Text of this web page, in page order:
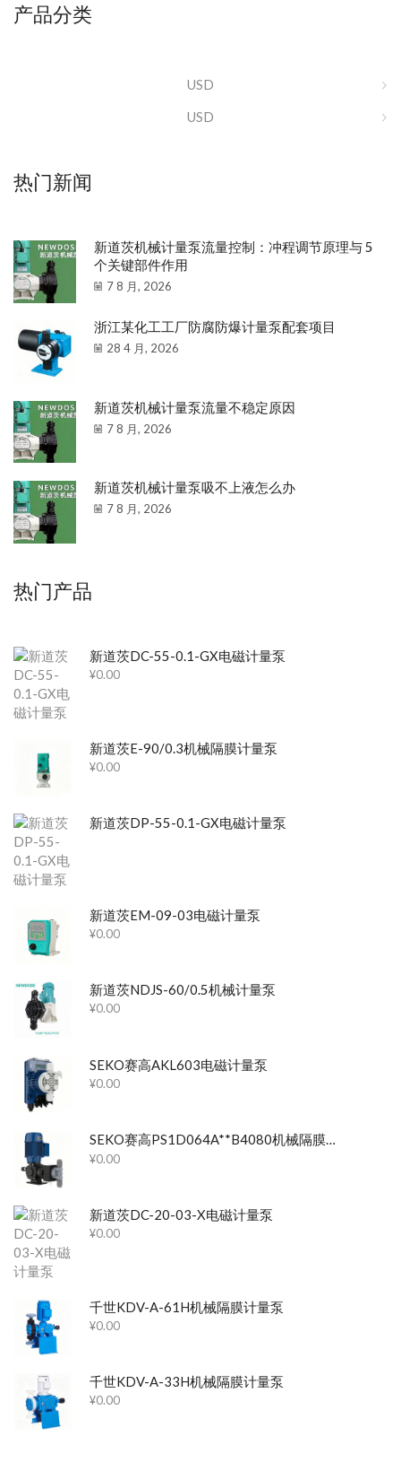
产品分类
USD
USD
热门新闻
新道茨机械计量泵流量控制：冲程调节原理与 5
个关键部件作用
7 8 月, 2026
浙江某化工工厂防腐防爆计量泵配套项目
28 4 月, 2026
新道茨机械计量泵流量不稳定原因
7 8 月, 2026
新道茨机械计量泵吸不上液怎么办
7 8 月, 2026
热门产品
新道茨DC-55-0.1-GX电磁计量泵
¥0.00
新道茨E-90/0.3机械隔膜计量泵
¥0.00
新道茨DP-55-0.1-GX电磁计量泵
新道茨EM-09-03电磁计量泵
¥0.00
新道茨NDJS-60/0.5机械计量泵
¥0.00
SEKO赛高AKL603电磁计量泵
¥0.00
SEKO赛高PS1D064A**B4080机械隔膜计量泵
¥0.00
新道茨DC-20-03-X电磁计量泵
¥0.00
千世KDV-A-61H机械隔膜计量泵
¥0.00
千世KDV-A-33H机械隔膜计量泵
¥0.00